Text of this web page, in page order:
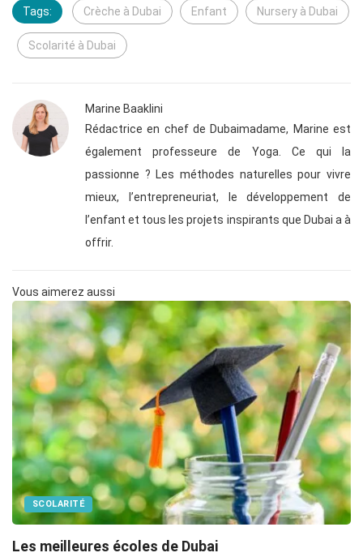
Tags: Crèche à Dubai Enfant Nursery à Dubai
Scolarité à Dubai
Marine Baaklini
Rédactrice en chef de Dubaimadame, Marine est
également professeure de Yoga. Ce qui la
passionne ? Les méthodes naturelles pour vivre
mieux, l’entrepreneuriat, le développement de
l’enfant et tous les projets inspirants que Dubai a à
offrir.
Vous aimerez aussi
SCOLARITÉ
Les meilleures écoles de Dubai